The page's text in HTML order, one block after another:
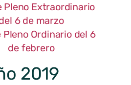
Pleno Extraordinario
6 de marzo
Pleno Ordinario del 6
de febrero
2019